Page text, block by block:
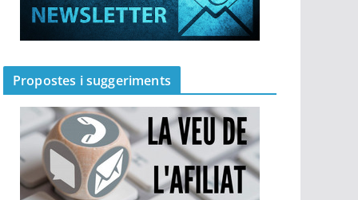
Propostes i suggeriments